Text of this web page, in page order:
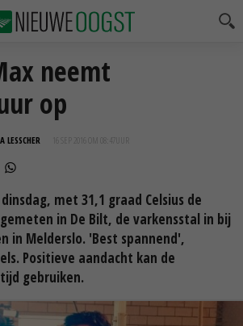
neemt
op
LESSCHER 16 SEP 2016 OM 08:47
met 31,1 graad Celsius de
in De Bilt, de varkensstal in bij
in Melderslo. 'Best spannend',
Positieve aandacht kan de
gebruiken.